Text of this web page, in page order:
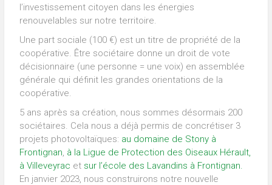
l’investissement citoyen dans les énergies
renouvelables sur notre territoire.
Une part sociale (100 €) est un titre de propriété de la
coopérative. Être sociétaire donne un droit de vote
décisionnaire (une personne = une voix) en assemblée
générale qui définit les grandes orientations de la
coopérative.
5 ans après sa création, nous sommes désormais 200
sociétaires. Cela nous a déjà permis de concrétiser 3
projets photovoltaïques: au domaine de Stony à
Frontignan, à la Ligue de Protection des Oiseaux Hérault,
à Villeveyrac et sur l’école des Lavandins à Frontignan.
En janvier 2023, nous construirons notre nouvelle